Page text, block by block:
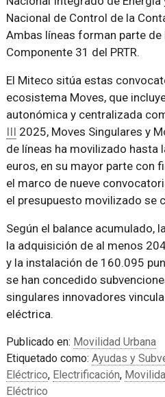
Nacional de Control de la
Ambas líneas forman parte de
Componente 31 del PRTR.
El Miteco sitúa estas
ecosistema Moves, que
autonómica y centralizada
III 2025, Moves Singulares y
de líneas ha movilizado hasta
euros, en su mayor parte con
el marco de nueve
el presupuesto movilizado se
Según el balance acumulado,
la adquisición de al menos
y la instalación de 160.095
se han concedido
singulares innovadores
eléctrica.
Publicado en: Movilidad Urbana
Etiquetado como: Ayudas y
Eléctrico, Electrificación,
Eléctrico